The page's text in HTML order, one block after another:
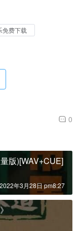
免费下载
0
版)[WAV+CUE]
2022年3月28日 pm8:27